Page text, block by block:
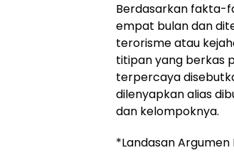
Berdasarkan fakta-
empat bulan dan
terorisme atau
titipan yang berkas
terpercaya
dilenyapkan alias
dan kelompoknya.
*Landasan Argumen